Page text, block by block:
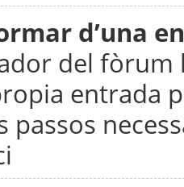
d’una
del
entrada
passos